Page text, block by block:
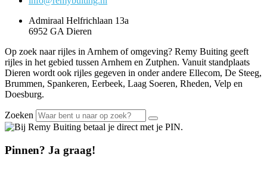
Admiraal Helfrichlaan 13a
6952 GA Dieren
Op zoek naar rijles in Arnhem of omgeving? Remy Buiting geeft
rijles in het gebied tussen Arnhem en Zutphen. Vanuit standplaats
Dieren wordt ook rijles gegeven in onder andere Ellecom, De Steeg,
Brummen, Spankeren, Eerbeek, Laag Soeren, Rheden, Velp en
Doesburg.
Zoeken
Pinnen? Ja graag!